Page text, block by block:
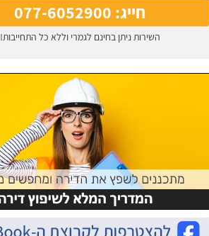
חייג: 077-6052900
השירות ניתן בחינם לגמרי וללא כל התחייבות!